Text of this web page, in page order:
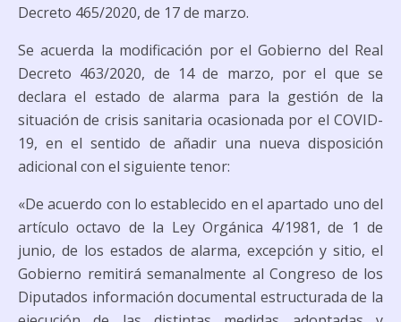
Decreto 465/2020, de 17 de marzo.
Se acuerda la modificación por el Gobierno del Real
Decreto 463/2020, de 14 de marzo, por el que se
declara el estado de alarma para la gestión de la
situación de crisis sanitaria ocasionada por el COVID-
19, en el sentido de añadir una nueva disposición
adicional con el siguiente tenor:
«De acuerdo con lo establecido en el apartado uno del
artículo octavo de la Ley Orgánica 4/1981, de 1 de
junio, de los estados de alarma, excepción y sitio, el
Gobierno remitirá semanalmente al Congreso de los
Diputados información documental estructurada de la